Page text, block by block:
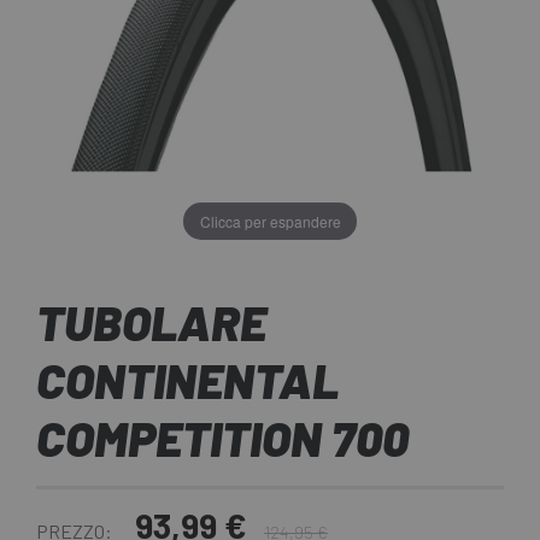
Clicca per espandere
TUBOLARE
CONTINENTAL
COMPETITION 700
PREZZO: 93,99 € 124,95 €